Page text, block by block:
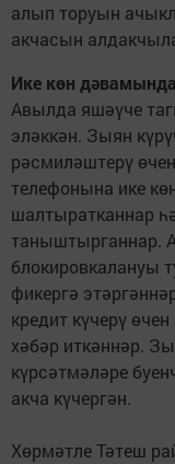
алып торуын
акчасын
Ике көн
Авылда яшәүче
эләккән. Зыян
рәсмиләштерү
телефонына ике
шалтыратканнар
таныштырганнар.
блокировкалануы
фикергә
кредит күчерү
хәбәр иткәннәр.
күрсәтмәләре
акча күчергән.
Хөрмәтле Тәтеш